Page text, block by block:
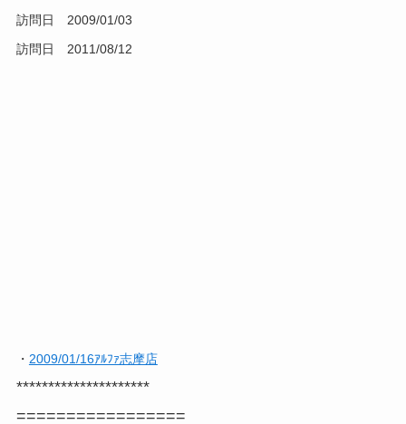
訪問日 2009/01/03
訪問日 2011/08/12
・ 2009/01/16ｱﾙﾌｧ志摩店
*********************
=================